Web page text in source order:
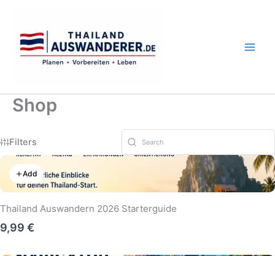
springen
Shop
Filters
Add
Thailand Auswandern 2026 Starterguide
9,99 €